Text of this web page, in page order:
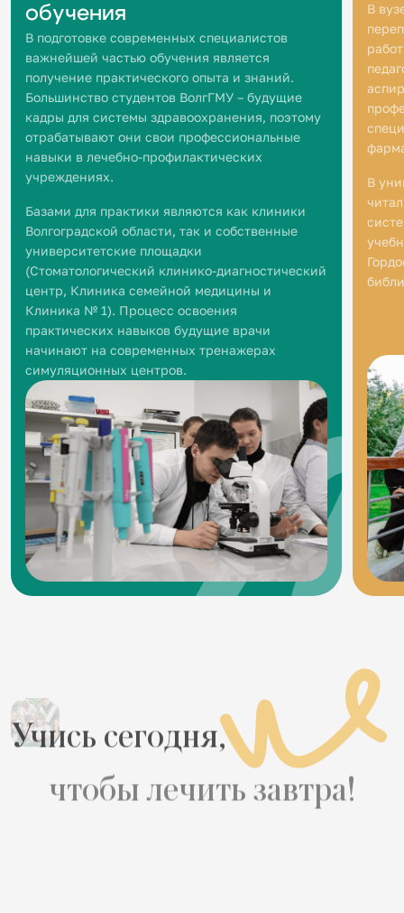
обучения
В подготовке современных специалистов
важнейшей частью обучения является
получение практического опыта и знаний.
Большинство студентов ВолгГМУ – будущие
кадры для системы здравоохранения, поэтому
отрабатывают они свои профессиональные
навыки в лечебно-профилактических
учреждениях.
Базами для практики являются как клиники
Волгоградской области, так и собственные
университетские площадки
(Стоматологический клинико-диагностический
центр, Клиника семейной медицины и
Клиника № 1). Процесс освоения
практических навыков будущие врачи
начинают на современных тренажерах
симуляционных центров.
В
В
Учись сегодня,
чтобы лечить завтра!